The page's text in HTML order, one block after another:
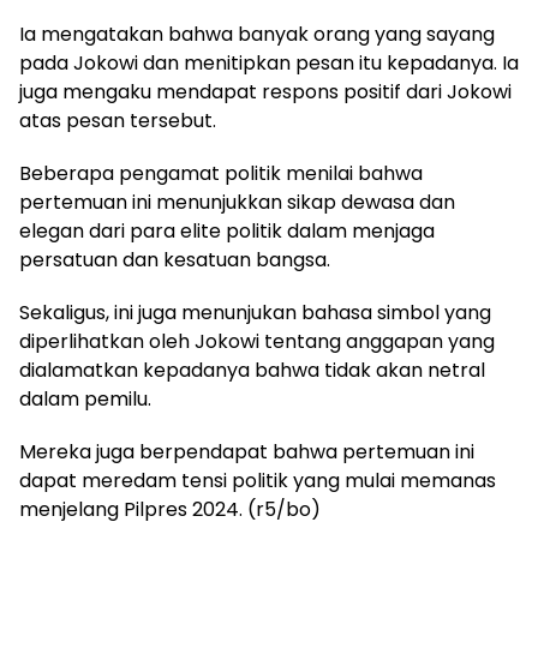
Ia mengatakan bahwa banyak orang yang sayang
pada Jokowi dan menitipkan pesan itu kepadanya. Ia
juga mengaku mendapat respons positif dari Jokowi
atas pesan tersebut.
Beberapa pengamat politik menilai bahwa
pertemuan ini menunjukkan sikap dewasa dan
elegan dari para elite politik dalam menjaga
persatuan dan kesatuan bangsa.
Sekaligus, ini juga menunjukan bahasa simbol yang
diperlihatkan oleh Jokowi tentang anggapan yang
dialamatkan kepadanya bahwa tidak akan netral
dalam pemilu.
Mereka juga berpendapat bahwa pertemuan ini
dapat meredam tensi politik yang mulai memanas
menjelang Pilpres 2024. (r5/bo)